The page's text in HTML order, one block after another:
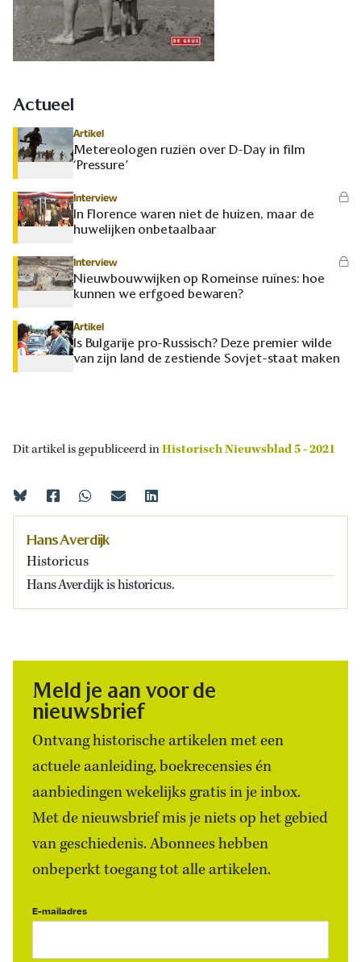
Actueel
Artikel
Metereologen ruziën over D-Day in film
‘Pressure’
Interview
In Florence waren niet de huizen, maar de
huwelijken onbetaalbaar
Interview
Nieuwbouwwijken op Romeinse ruïnes: hoe
kunnen we erfgoed bewaren?
Artikel
Is Bulgarije pro-Russisch? Deze premier wilde
van zijn land de zestiende Sovjet-staat maken
Dit artikel is gepubliceerd inHistorisch Nieuwsblad 5 - 2021
Hans Averdijk
Historicus
Hans Averdijk is historicus.
Meld je aan voor de
nieuwsbrief
Ontvang historische artikelen met een
actuele aanleiding, boekrecensies én
aanbiedingen wekelijks gratis in je inbox.
Met de nieuwsbrief mis je niets op het gebied
van geschiedenis. Abonnees hebben
onbeperkt toegang tot alle artikelen.
E-mailadres